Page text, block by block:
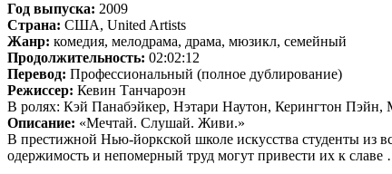
Год выпуска: 2009
Страна: США, United Artists
Жанр: комедия, мелодрама, драма, мюзикл, семейный
Продолжительность: 02:02:12
Перевод: Профессиональный (полное дублирование)
Режиссер: Кевин Танчароэн
В ролях: Кэй Панабэйкер, Нэтари Наутон, Керингтон
Описание: «Мечтай. Слушай. Живи.»
В престижной Нью-йоркской школе искусства студенты из
одержимость и непомерный труд могут привести их к славе